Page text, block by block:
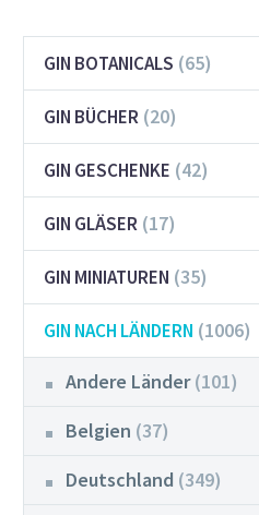
GIN BOTANICALS (65)
GIN BÜCHER (20)
GIN GESCHENKE (42)
GIN GLÄSER (17)
GIN MINIATUREN (35)
GIN NACH LÄNDERN (1006)
Andere Länder (101)
Belgien (37)
Deutschland (349)